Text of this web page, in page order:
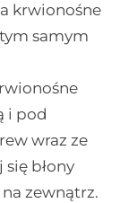
krwionośne
samym
i pod
wraz ze
błony
zewnątrz.